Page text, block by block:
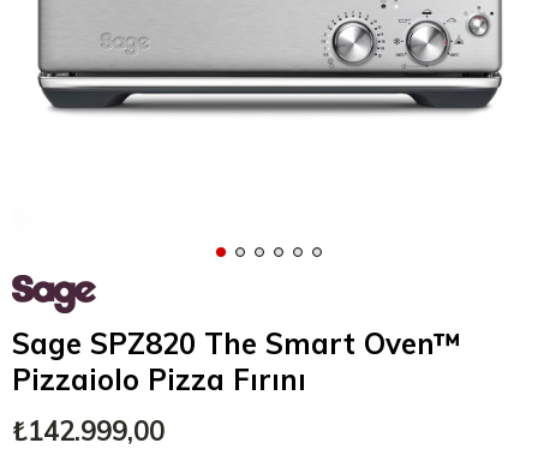
Sage SPZ820 The Smart Oven™
Pizzaiolo Pizza Fırını
₺142.999,00